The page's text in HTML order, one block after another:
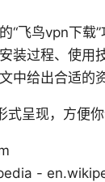
“飞鸟vpn下载
装过程、使用
中给出合适的
呈现，方便你
-